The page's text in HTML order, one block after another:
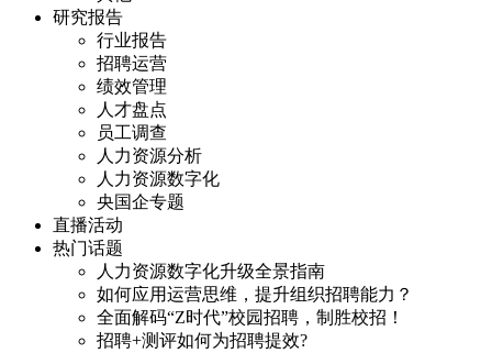
研究报告
行业报告
招聘运营
绩效管理
人才盘点
员工调查
人力资源分析
人力资源数字化
央国企专题
直播活动
热门话题
人力资源数字化升级全景指南
如何应用运营思维，提升组织招聘能力？
全面解码“Z时代”校园招聘，制胜校招！
招聘+测评如何为招聘提效?